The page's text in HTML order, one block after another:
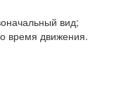
вид;
время движения.